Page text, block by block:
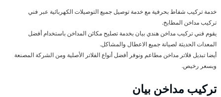
خدمة تركيب شفاط بحرفية مع خدمة توصيل جميع التوصيلات الكهربائية عبر فني
تركيب مداخن المطابخ.
يقوم فني تركيب مداخن هندي بيان بخدمة تصليح مكائن المداخن باستخدام أفضل
المعدات الحديثة لصيانة جميع الاعطال والمشاكل.
أيضا تبديل فلاتر مداخن مطاعم ونوفر أفضل أنواع الفلاتر الأصلية ومن الشركة المصنعة
وبسعر رخيص.
تركيب مداخن بيان